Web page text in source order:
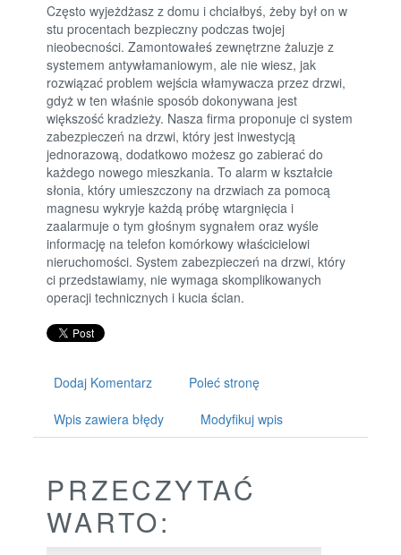
Często wyjeżdżasz z domu i chciałbyś, żeby był on w
stu procentach bezpieczny podczas twojej
nieobecności. Zamontowałeś zewnętrzne żaluzje z
systemem antywłamaniowym, ale nie wiesz, jak
rozwiązać problem wejścia włamywacza przez drzwi,
gdyż w ten właśnie sposób dokonywana jest
większość kradzieży. Nasza firma proponuje ci system
zabezpieczeń na drzwi, który jest inwestycją
jednorazową, dodatkowo możesz go zabierać do
każdego nowego mieszkania. To alarm w kształcie
słonia, który umieszczony na drzwiach za pomocą
magnesu wykryje każdą próbę wtargnięcia i
zaalarmuje o tym głośnym sygnałem oraz wyśle
informację na telefon komórkowy właścicielowi
nieruchomości. System zabezpieczeń na drzwi, który
ci przedstawiamy, nie wymaga skomplikowanych
operacji technicznych i kucia ścian.
Dodaj Komentarz Poleć stronę
Wpis zawiera błędy Modyfikuj wpis
PRZECZYTAĆ
WARTO: